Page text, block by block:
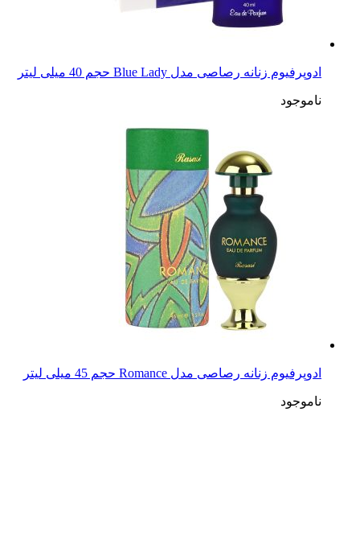
ادوپرفیوم زنانه رصاصی مدل Blue Lady حجم 40 میلی لیتر
ناموجود
ادوپرفیوم زنانه رصاصی مدل Romance حجم 45 میلی لیتر
ناموجود